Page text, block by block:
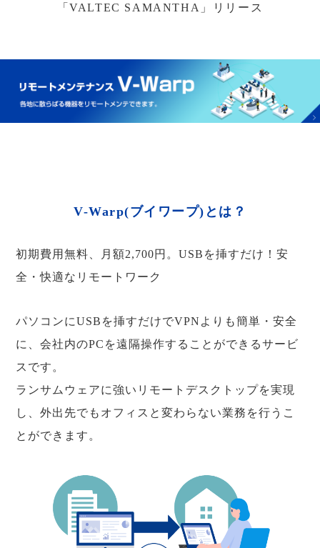
「VALTEC SAMANTHA」リリース
V-Warp(ブイワープ)とは？
初期費用無料、月額2,700円。USBを挿すだけ！安
全・快適なリモートワーク
パソコンにUSBを挿すだけでVPNよりも簡単・安全
に、会社内のPCを遠隔操作することができるサービ
スです。
ランサムウェアに強いリモートデスクトップを実現
し、外出先でもオフィスと変わらない業務を行うこ
とができます。